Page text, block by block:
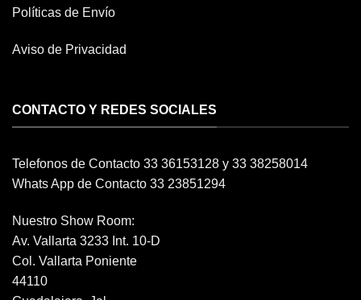
Políticas de Envío
Aviso de Privacidad
CONTACTO Y REDES SOCIALES
Telefonos de Contacto 33 36153128 y 33 38258014
Whats App de Contacto 33 23851294
Nuestro Show Room:
Av. Vallarta 3233 Int. 10-D
Col. Vallarta Poniente
44110